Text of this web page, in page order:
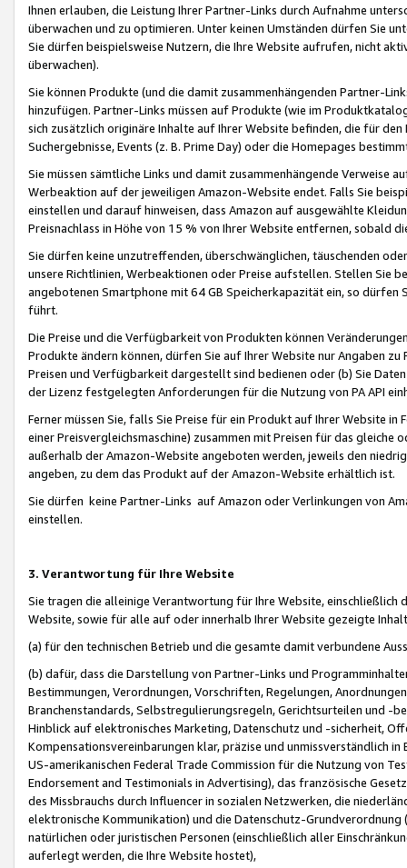
Ihnen erlauben, die Leistung Ihrer Partner-Links durch Aufnahme
überwachen und zu optimieren. Unter keinen Umständen dürfen Sie
Sie dürfen beispielsweise Nutzern, die Ihre Website aufrufen, nicht
überwachen).
Sie können Produkte (und die damit zusammenhängenden Partner-
hinzufügen. Partner-Links müssen auf Produkte (wie im
sich zusätzlich originäre Inhalte auf Ihrer Website befinden, die für
Suchergebnisse, Events (z. B. Prime Day) oder die Homepages
Sie müssen sämtliche Links und damit zusammenhängende
Werbeaktion auf der jeweiligen Amazon-Website endet. Falls Sie
einstellen und darauf hinweisen, dass Amazon auf ausgewählte
Preisnachlass in Höhe von 15 % von Ihrer Website entfernen, sobald
Sie dürfen keine unzutreffenden, überschwänglichen, täuschenden
unsere Richtlinien, Werbeaktionen oder Preise aufstellen. Stellen Sie
angebotenen Smartphone mit 64 GB Speicherkapazität ein, so dürfen
führt.
Die Preise und die Verfügbarkeit von Produkten können
Produkte ändern können, dürfen Sie auf Ihrer Website nur Angaben
Preisen und Verfügbarkeit dargestellt sind bedienen oder (b) Sie
der Lizenz festgelegten Anforderungen für die Nutzung von PA API
Ferner müssen Sie, falls Sie Preise für ein Produkt auf Ihrer Website
einer Preisvergleichsmaschine) zusammen mit Preisen für das
außerhalb der Amazon-Website angeboten werden, jeweils den
angeben, zu dem das Produkt auf der Amazon-Website erhältlich ist.
Sie dürfen keine Partner-Links auf Amazon oder Verlinkungen von
einstellen.
3. Verantwortung für Ihre Website
Sie tragen die alleinige Verantwortung für Ihre Website,
Website, sowie für alle auf oder innerhalb Ihrer Website gezeigte
(a) für den technischen Betrieb und die gesamte damit verbundene
(b) dafür, dass die Darstellung von Partner-Links und
Bestimmungen, Verordnungen, Vorschriften, Regelungen,
Branchenstandards, Selbstregulierungsregeln, Gerichtsurteilen und -
Hinblick auf elektronisches Marketing, Datenschutz und -sicherheit,
Kompensationsvereinbarungen klar, präzise und unmissverständlich
US-amerikanischen Federal Trade Commission für die Nutzung von
Endorsement and Testimonials in Advertising), das französische
des Missbrauchs durch Influencer in sozialen Netzwerken, die
elektronische Kommunikation) und die Datenschutz-
natürlichen oder juristischen Personen (einschließlich aller
auferlegt werden, die Ihre Website hostet),